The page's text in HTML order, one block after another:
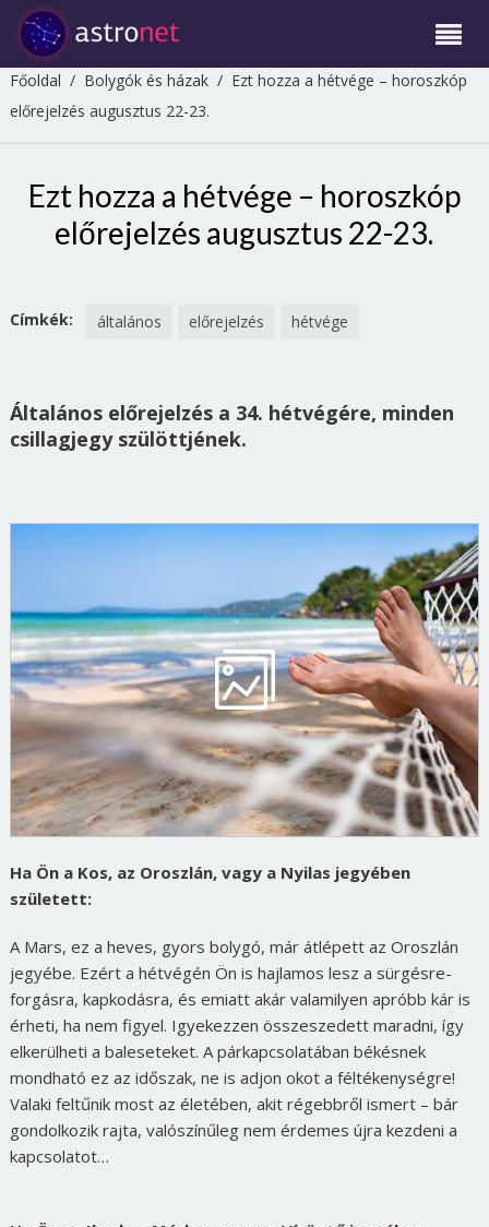
Főoldal / Bolygók és házak/ Ezt hozza a hétvége – horoszkóp
előrejelzés augusztus 22-23.
Ezt hozza a hétvége – horoszkóp
előrejelzés augusztus 22-23.
Címkék: általános előrejelzés hétvége
Általános előrejelzés a 34. hétvégére, minden
csillagjegy szülöttjének.
Ha Ön a Kos, az Oroszlán, vagy a Nyilas jegyében
született:
A Mars, ez a heves, gyors bolygó, már átlépett az Oroszlán
jegyébe. Ezért a hétvégén Ön is hajlamos lesz a sürgésre-
forgásra, kapkodásra, és emiatt akár valamilyen apróbb kár is
érheti, ha nem figyel. Igyekezzen összeszedett maradni, így
elkerülheti a baleseteket. A párkapcsolatában békésnek
mondható ez az időszak, ne is adjon okot a féltékenységre!
Valaki feltűnik most az életében, akit régebbről ismert – bár
gondolkozik rajta, valószínűleg nem érdemes újra kezdeni a
kapcsolatot…